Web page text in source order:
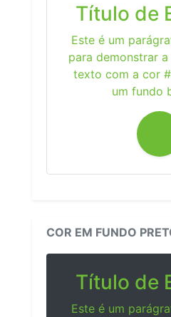
Título de
Este é um
para demonstrar
texto com a cor
um fundo
COR EM FUNDO
Título de
Este é um